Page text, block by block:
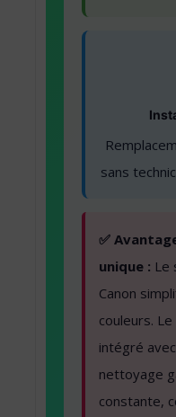
sans
✅
unique : Le
Canon
couleurs.
intégré
nettoyage
constante,